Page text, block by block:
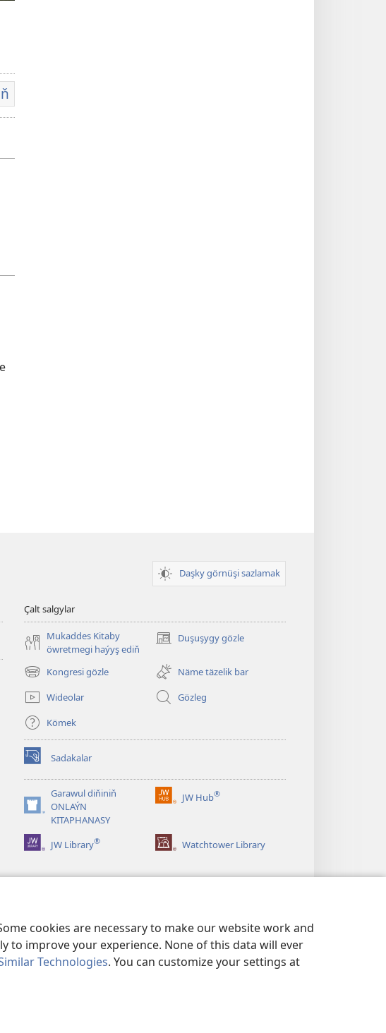
cookies are necessary to make our website work and
to improve your experience. None of this data will ever
Technologies. You can customize your settings at
Daşky görnüşi sazlamak
Çalt salgylar
Mukaddes Kitaby
öwretmegi haýyş ediň
Duşuşygy gözle
(täze
açylýar)
Kongresi gözle
(täze
sahypada
açylýar)
Näme täzelik bar
Wideolar
Gözleg
Kömek
Sadakalar
(täze
sahypada
açylýar)Garawul diňiniň
ONLAÝN
KITAPHANASY
(täze
sahypada
açylýar)
JW Hub®
(täze
JW Library® Watchtower Library